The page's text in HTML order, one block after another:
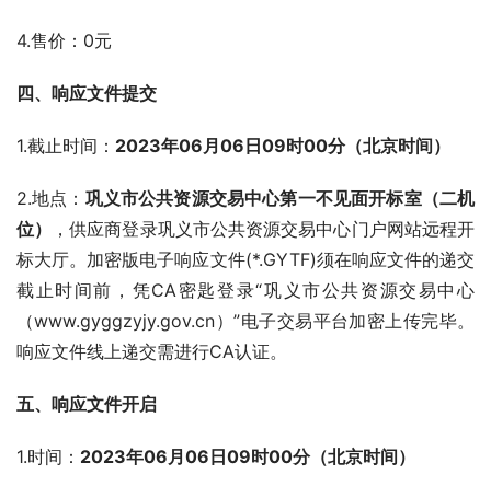
4.售价：0元
四、响应文件提交
1.截止时间： 2023年06月 06 日09时00分（北京时间）
2.地点： 巩义市公共资源交易中心第一不见面开标室（二机
位）
，供应商登录巩义市公共资源交易中心门户网站远程开
标大厅。加密版电子响应文件(*.GYTF)须在响应文件的递交
截止时间前，凭CA密匙登录“巩义市公共资源交易中心
（www.gyggzyjy.gov.cn）”电子交易平台加密上传完毕。
响应文件线上递交需进行CA认证。
五、响应文件开启
1.时间： 2023年06月 06 日09时00分（北京时间）